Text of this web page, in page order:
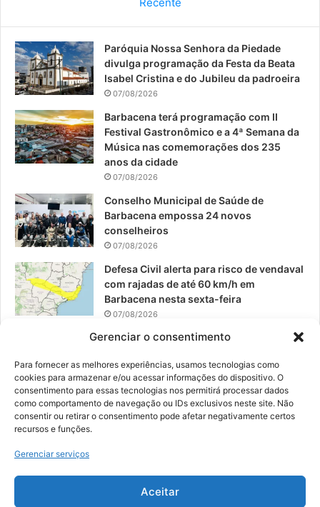
Gerenciar o consentimento
Para fornecer as melhores experiências, usamos tecnologias como
cookies para armazenar e/ou acessar informações do dispositivo. O
consentimento para essas tecnologias nos permitirá processar dados
como comportamento de navegação ou IDs exclusivos neste site. Não
consentir ou retirar o consentimento pode afetar negativamente certos
recursos e funções.
Gerenciar serviços
Aceitar
b
o
k
u
b
a
g
a
Recente
Paróquia Nossa Senhora da Piedade
divulga programação da Festa da Beata
Isabel Cristina e do Jubileu da padroeira
07/08/2026
Barbacena terá programação com II
Festival Gastronômico e a 4ª Semana da
Música nas comemorações dos 235
anos da cidade
07/08/2026
Conselho Municipal de Saúde de
Barbacena empossa 24 novos
conselheiros
07/08/2026
Defesa Civil alerta para risco de vendaval
com rajadas de até 60 km/h em
Barbacena nesta sexta-feira
07/08/2026
EPCAR tem a melhor nota do IDEB no
06/08/2026
© 2026, Todos os direitos reservados | Desenvolvido por:
Digital Business| Hospedado por:NP Publicidade
Fale Conosco
Sobre Nós